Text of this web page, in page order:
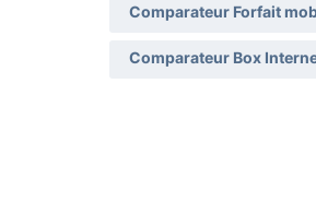
Comparateur Forfait
Comparateur Box